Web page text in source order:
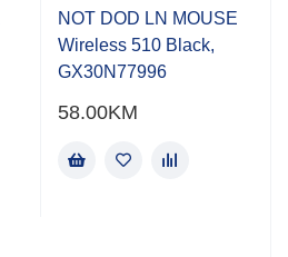
NOT DOD LN MOUSE
Wireless 510 Black,
GX30N77996
58.00KM